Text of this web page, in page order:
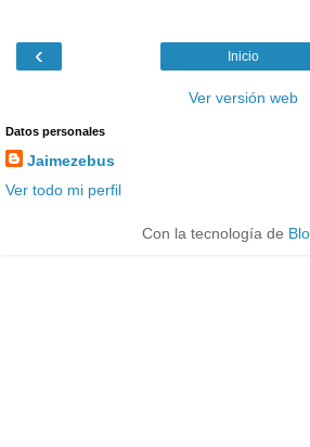
‹ Inicio
Ver versión web
Datos personales
Jaimezebus
Ver todo mi perfil
Con la tecnología de